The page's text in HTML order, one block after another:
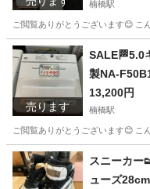
楠橋駅
ご閲覧ありがとうございます😊 こ
福岡 北九州市 楠橋駅
売ります
SALE🏁5.0
製NA-
13,200円
楠橋駅
ご閲覧ありがとうございます😊 こ
福岡 北九州市 楠橋駅
スニーカー
ューズ